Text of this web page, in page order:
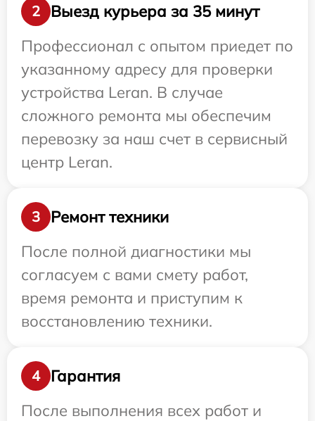
2
Выезд курьера за 35 минут
Профессионал с опытом приедет по
указанному адресу для проверки
устройства Leran. В случае
сложного ремонта мы обеспечим
перевозку за наш счет в сервисный
центр Leran.
3
Ремонт техники
После полной диагностики мы
согласуем с вами смету работ,
время ремонта и приступим к
восстановлению техники.
4
Гарантия
После выполнения всех работ и